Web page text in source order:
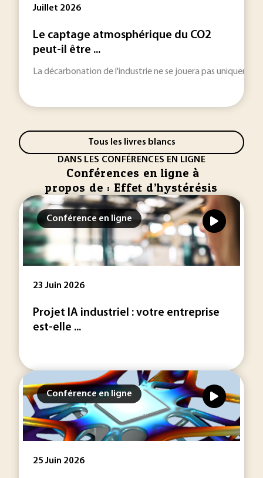
Juillet 2026
Le captage atmosphérique du CO2
peut-il être ...
La décarbonation de l'industrie ne se jouera pas
Tous les livres blancs
DANS LES CONFÉRENCES EN LIGNE
Conférences en ligne à
propos de : Effet d’hystérésis
Conférence en ligne
23 Juin 2026
Projet IA industriel : votre entreprise
est-elle ...
Conférence en ligne
25 Juin 2026